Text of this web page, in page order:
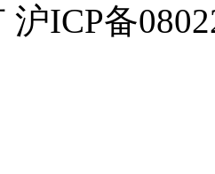
沪ICP备